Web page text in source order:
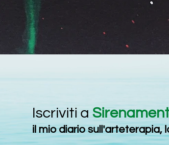
Iscriviti a
il mio diario sull'arteterapia,